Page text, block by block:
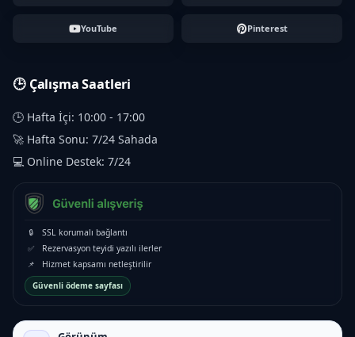
YouTube Pinterest
🕒 Çalışma Saatleri
🕒 Hafta İçi: 10:00 - 17:00
🚀 Hafta Sonu: 7/24 Sahada
💻 Online Destek: 7/24
🔒
SSL korumalı bağlantı
✅
Rezervasyon teyidi yazılı ilerler
📌
Hizmet kapsamı netleştirilir
Güvenli ödeme sayfası